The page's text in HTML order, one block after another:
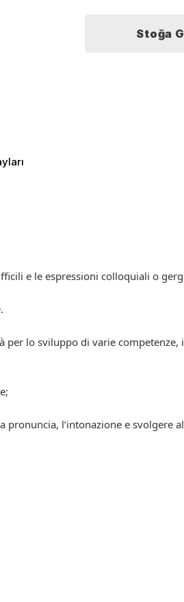
Stoğa
e le espressioni colloquiali o
lo sviluppo di varie competenze,
l’intonazione e svolgere